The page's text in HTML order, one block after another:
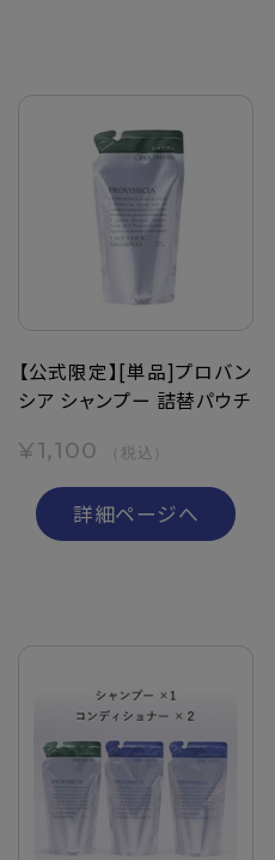
【公式限定】[単品]プロバン
シア シャンプー 詰替パウチ
¥1,100 （税込）
詳細ページへ